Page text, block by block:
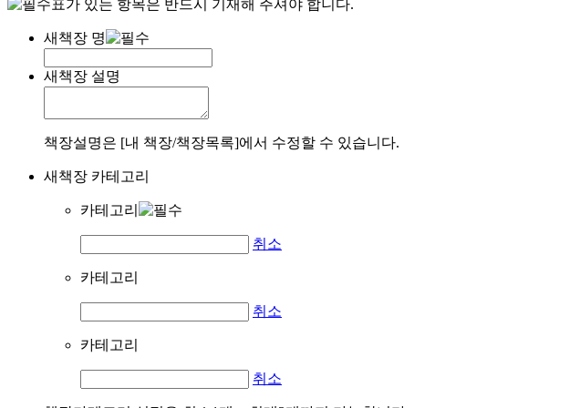
표가 있는 항목은 반드시 기재해 주셔야 합니다.
새책장 명
새책장 설명
책장설명은 [내 책장/책장목록]에서 수정할 수 있습니다.
새책장 카테고리
카테고리
취소
카테고리
취소
카테고리
취소